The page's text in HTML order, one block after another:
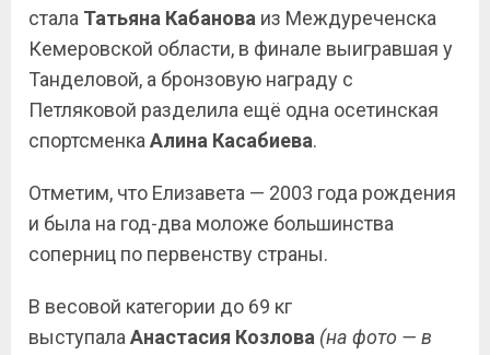
стала Татьяна Кабанова из Междуреченска
Кемеровской области, в финале выигравшая у
Танделовой, а бронзовую награду с
Петляковой разделила ещё одна осетинская
спортсменка Алина Касабиева.
Отметим, что Елизавета — 2003 года рождения
и была на год-два моложе большинства
соперниц по первенству страны.
В весовой категории до 69 кг
выступала Анастасия Козлова (на фото — в